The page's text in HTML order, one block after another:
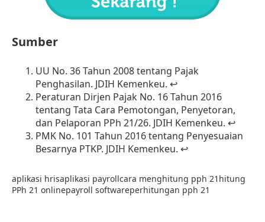
Sumber
UU No. 36 Tahun 2008 tentang Pajak
Penghasilan. JDIH Kemenkeu. ↩︎
Peraturan Dirjen Pajak No. 16 Tahun 2016
tentang Tata Cara Pemotongan, Penyetoran,
dan Pelaporan PPh 21/26. JDIH Kemenkeu. ↩︎
PMK No. 101 Tahun 2016 tentang Penyesuaian
Besarnya PTKP. JDIH Kemenkeu. ↩︎
aplikasi hrisaplikasi payrollcara menghitung pph 21 hitung
PPh 21 onlinepayroll softwareperhitungan pph 21